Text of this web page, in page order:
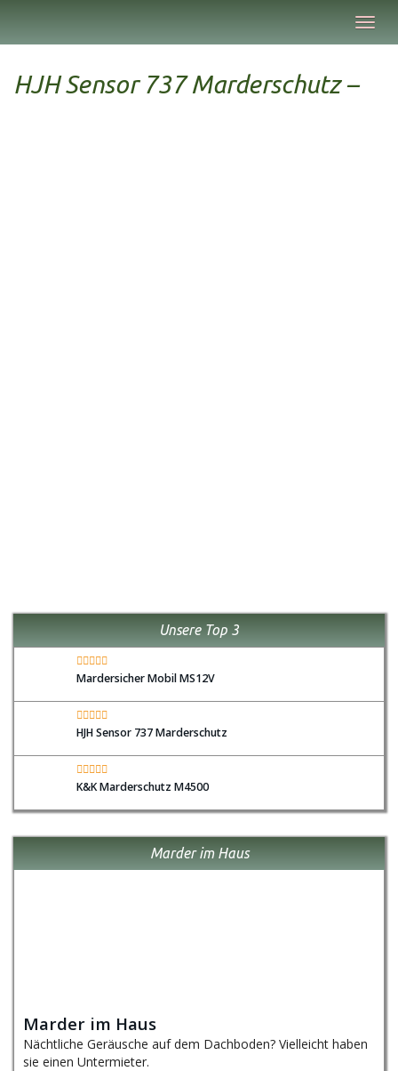
main
HJH Sensor 737 Marderschutz –
Unsere Top 3
Mardersicher Mobil MS12V
HJH Sensor 737 Marderschutz
K&K Marderschutz M4500
Marder im Haus
Marder im Haus
Nächtliche Geräusche auf dem Dachboden? Vielleicht haben
sie einen Untermieter.